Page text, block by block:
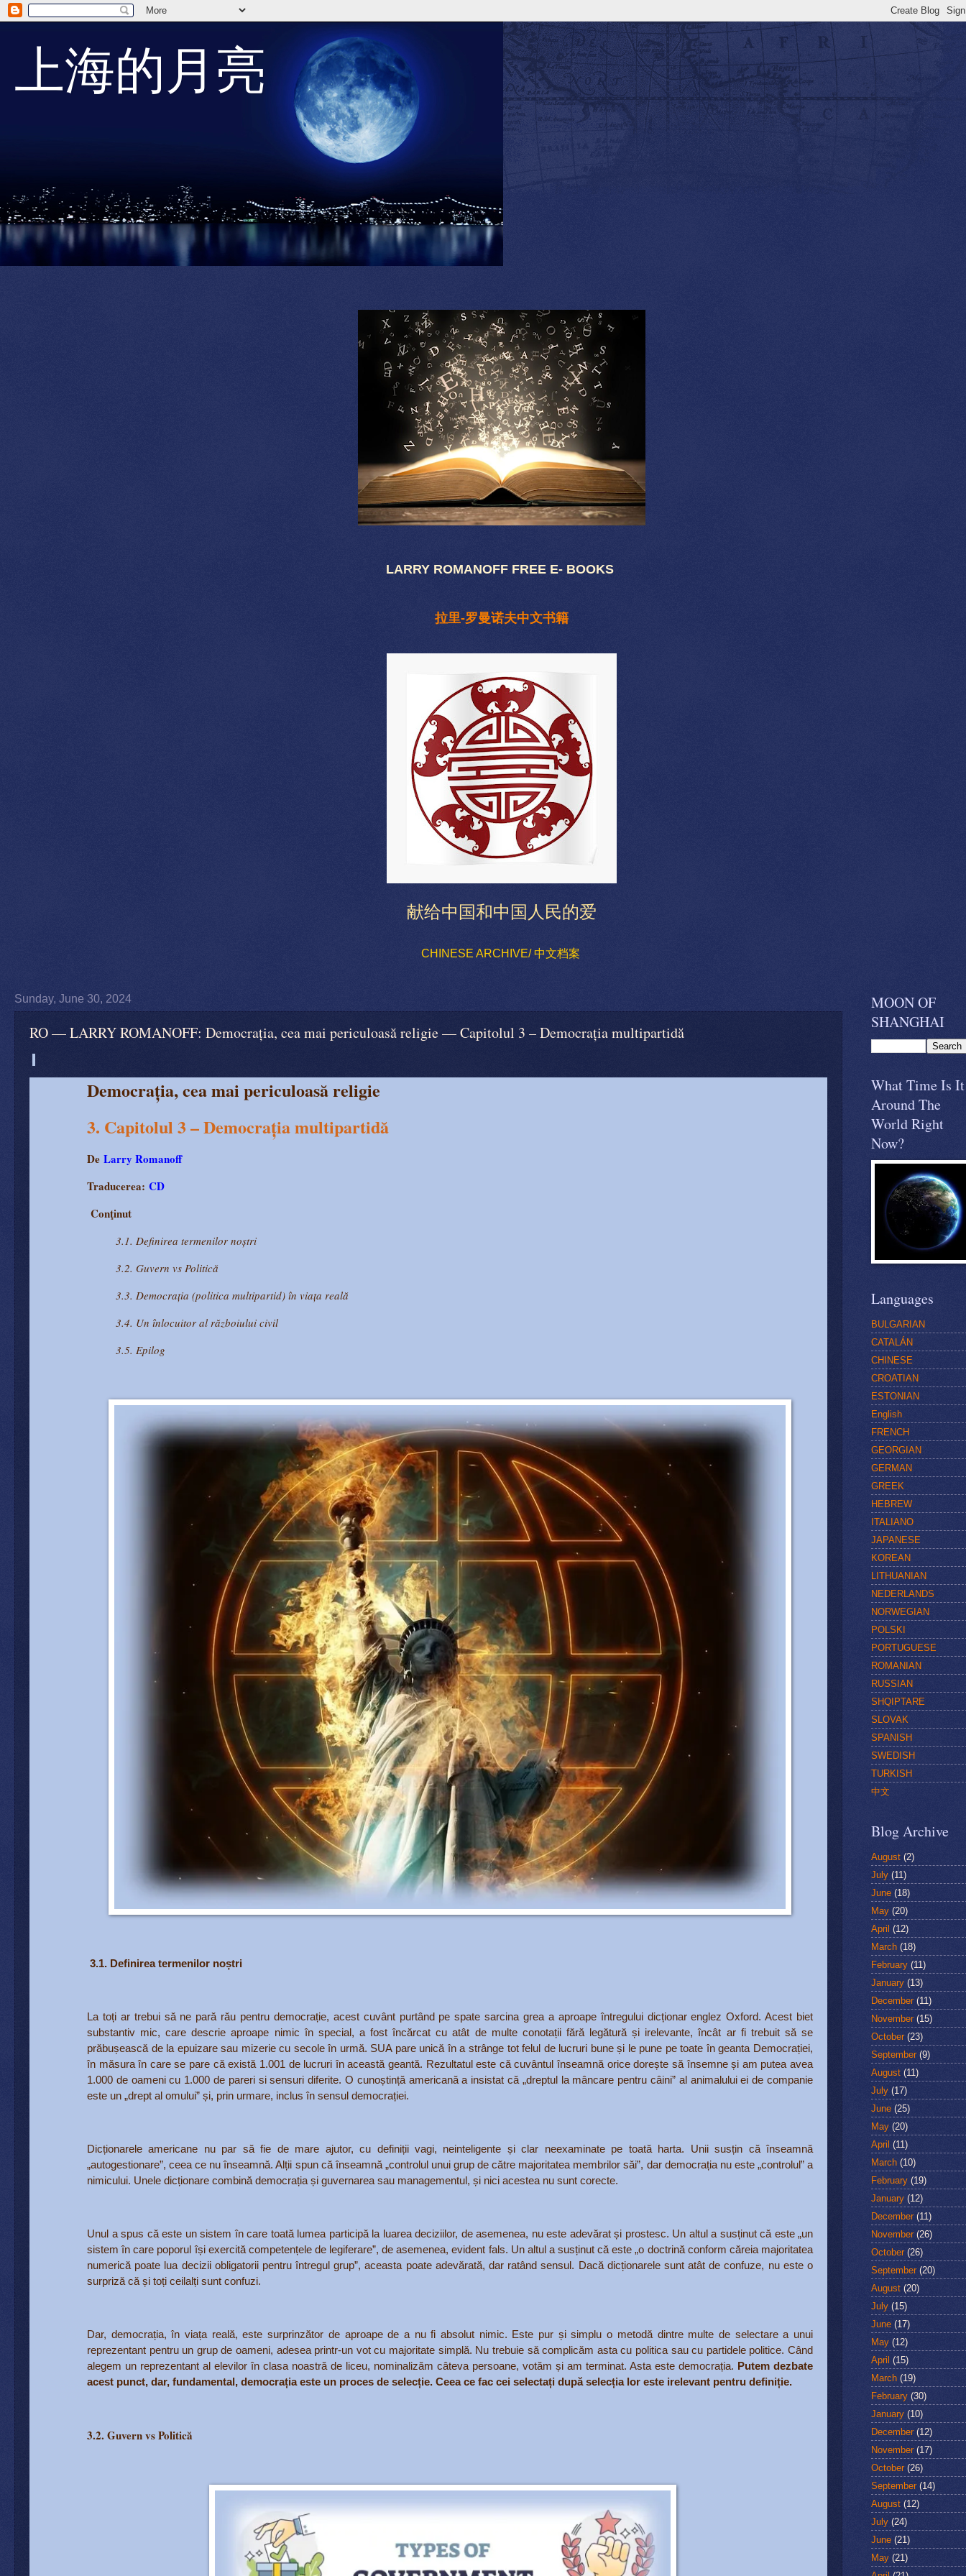
上海的月亮
LARRY ROMANOFF FREE E- BOOKS
拉里-罗曼诺夫中文书籍
献给中国和中国人民的爱
CHINESE ARCHIVE/ 中文档案
Sunday, June 30, 2024
RO — LARRY ROMANOFF: Democrația, cea mai periculoasă religie — Capitolul 3 – Democrația multipartidă
Democrația, cea mai periculoasă religie
3. Capitolul 3 – Democrația multipartidă
De Larry Romanoff
Traducerea: CD
Conţinut
3.1. Definirea termenilor noștri
3.2. Guvern vs Politică
3.3. Democrația (politica multipartid) în viața reală
3.4. Un înlocuitor al războiului civil
3.5. Epilog
3.1. Definirea termenilor noștri
La toți ar trebui să ne pară rău pentru democrație, acest cuvânt purtând pe spate sarcina grea a aproape întregului dicționar englez Oxford. Acest biet
substantiv mic, care descrie aproape nimic în special, a fost încărcat cu atât de multe conotații fără legătură și irelevante, încât ar fi trebuit să se
prăbușească de la epuizare sau mizerie cu secole în urmă. SUA pare unică în a strânge tot felul de lucruri bune și le pune pe toate în geanta Democrației,
în măsura în care se pare că există 1.001 de lucruri în această geantă. Rezultatul este că cuvântul înseamnă orice dorește să însemne și am putea avea
1.000 de oameni cu 1.000 de pareri si sensuri diferite. O cunoștință americană a insistat că „dreptul la mâncare pentru câini” al animalului ei de companie
este un „drept al omului” și, prin urmare, inclus în sensul democrației.
Dicționarele americane nu par să fie de mare ajutor, cu definiții vagi, neinteligente și clar neexaminate pe toată harta. Unii susțin că înseamnă
„autogestionare”, ceea ce nu înseamnă. Alții spun că înseamnă „controlul unui grup de către majoritatea membrilor săi”, dar democrația nu este „controlul” a
nimicului. Unele dicționare combină democrația și guvernarea sau managementul, și nici acestea nu sunt corecte.
Unul a spus că este un sistem în care toată lumea participă la luarea deciziilor, de asemenea, nu este adevărat și prostesc. Un altul a susținut că este „un
sistem în care poporul își exercită competențele de legiferare”, de asemenea, evident fals. Un altul a susținut că este „o doctrină conform căreia majoritatea
numerică poate lua decizii obligatorii pentru întregul grup”, aceasta poate adevărată, dar ratând sensul. Dacă dicționarele sunt atât de confuze, nu este o
surpriză că și toți ceilalți sunt confuzi.
Dar, democrația, în viața reală, este surprinzător de aproape de a nu fi absolut nimic. Este pur și simplu o metodă dintre multe de selectare a unui
reprezentant pentru un grup de oameni, adesea printr-un vot cu majoritate simplă. Nu trebuie să complicăm asta cu politica sau cu partidele politice. Când
alegem un reprezentant al elevilor în clasa noastră de liceu, nominalizăm câteva persoane, votăm și am terminat. Asta este democrația. Putem dezbate
acest punct, dar, fundamental, democrația este un proces de selecție. Ceea ce fac cei selectați după selecția lor este irelevant pentru definiție.
3.2. Guvern vs Politică
MOON OF
SHANGHAI
What Time Is It
Around The
World Right
Now?
Languages
BULGARIAN
CATALÁN
CHINESE
CROATIAN
ESTONIAN
English
FRENCH
GEORGIAN
GERMAN
GREEK
HEBREW
ITALIANO
JAPANESE
KOREAN
LITHUANIAN
NEDERLANDS
NORWEGIAN
POLSKI
PORTUGUESE
ROMANIAN
RUSSIAN
SHQIPTARE
SLOVAK
SPANISH
SWEDISH
TURKISH
中文
Blog Archive
August (2)
July (11)
June (18)
May (20)
April (12)
March (18)
February (11)
January (13)
December(11)
November(15)
October(23)
September(9)
August (11)
July (17)
June (25)
May (20)
April (11)
March (10)
February (19)
January (12)
December(11)
November(26)
October(26)
September(20)
August (20)
July (15)
June (17)
May (12)
April (15)
March (19)
February (30)
January (10)
December(12)
November(17)
October(26)
September(14)
August (12)
July (24)
June (21)
May (21)